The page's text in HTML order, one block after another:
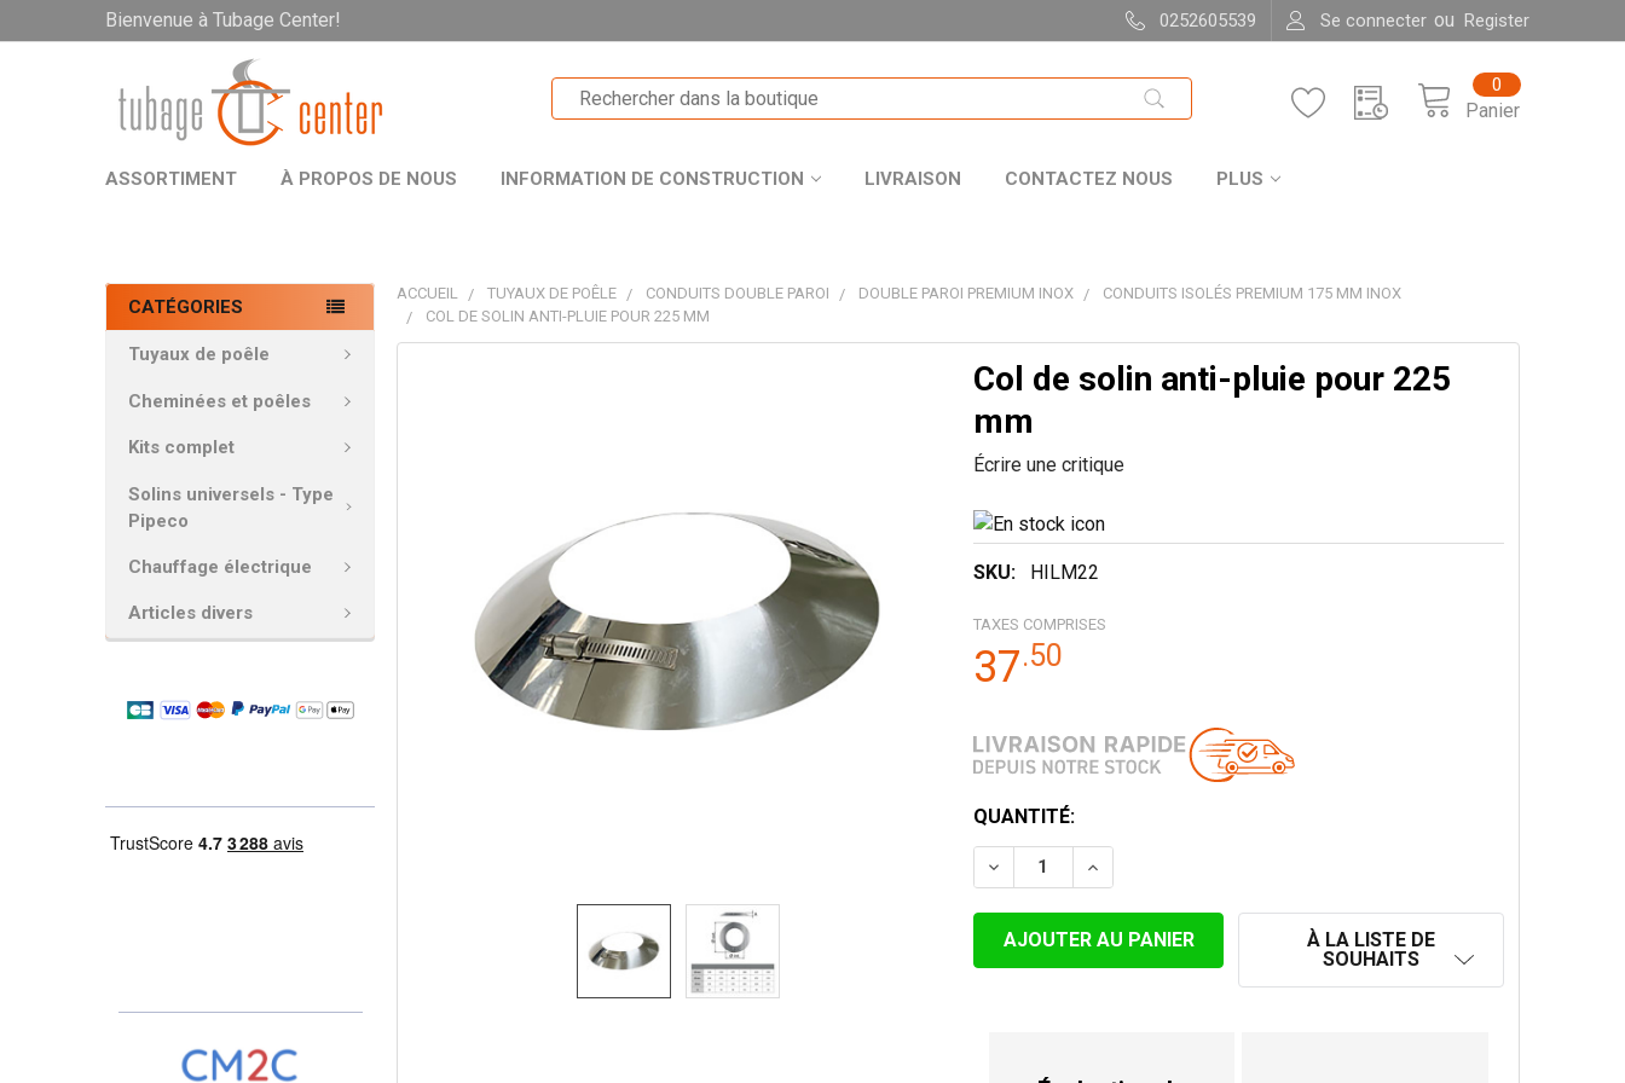
Bienvenue à Tubage Center! 0252605539 Se connecter ou Register
Panier
0
ASSORTIMENT À PROPOS DE NOUS INFORMATION DE CONSTRUCTION LIVRAISON CONTACTEZ NOUS PLUS
CATÉGORIES
Tuyaux de poêle
Cheminées et poêles
Kits complet
Solins universels - Type
Pipeco
Chauffage électrique
Articles divers
ACCUEIL TUYAUX DE POÊLE CONDUITS DOUBLE PAROI DOUBLE PAROI PREMIUM INOX
CONDUITS ISOLÉS PREMIUM 175 MM INOX
COL DE SOLIN ANTI-PLUIE POUR 225 MM
Col de solin anti-pluie pour 225
mm
Écrire une critique
SKU: HILM22
TAXES COMPRISES
37.50
STOCK
ACTUEL:
QUANTITÉ:
DIMINUER LA QUANTITÉ DE COL DE SOLIN ANTI-PLUIE POUR 225 MM
AUGMENTER LA QUANTITÉ DE COL DE SOLIN ANTI-PLUIE
À LA LISTE DE
SOUHAITS
AJOUTER
LA
SÉLECTION
AU PANIER